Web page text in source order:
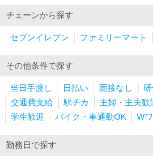
チェーンから探す
セブンイレブン ファミリーマート
その他条件で探す
当日手渡し 日払い 面接なし 研
交通費支給
駅チカ 主婦・主夫歓
学生歓迎
バイク・車通勤OK W
勤務日で探す